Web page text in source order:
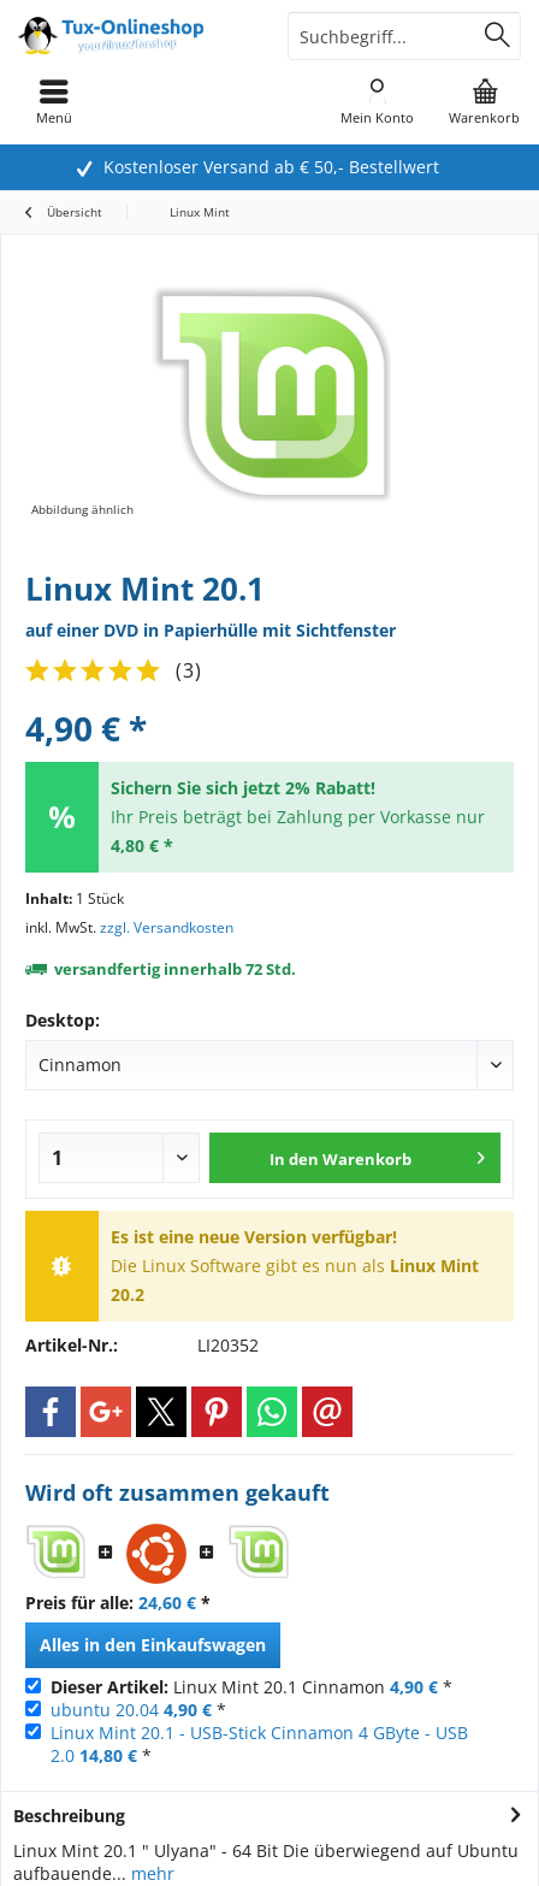
Kostenloser Versand ab € 50,- Bestellwert
Warenkorb
Mein Konto
Menü
Übersicht Linux Mint
Abbildung ähnlich
Linux Mint 20.1
auf einer DVD in Papierhülle mit Sichtfenster
(3)
4,90 € *
Sichern Sie sich jetzt 2% Rabatt!
Ihr Preis beträgt bei Zahlung per Vorkasse nur
4,80 € *
Inhalt: 1 Stück
inkl. MwSt.zzgl. Versandkosten
versandfertig innerhalb 72 Std.
Desktop:
In den Warenkorb
Es ist eine neue Version verfügbar!
Die Linux Software gibt es nun als Linux Mint
20.2
Artikel-Nr.: LI20352
Wird oft zusammen gekauft
Preis für alle: 24,60 € *
Alles in den Einkaufswagen
Dieser Artikel: Linux Mint 20.1 Cinnamon 4,90 € *
ubuntu 20.04 4,90 € *
Linux Mint 20.1 - USB-Stick Cinnamon 4 GByte - USB
2.0 14,80 € *
Beschreibung
Linux Mint 20.1 " Ulyana" - 64 Bit Die überwiegend auf Ubuntu
aufbauende... mehr